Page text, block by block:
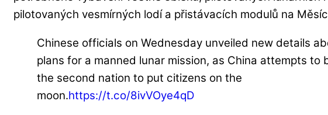
pilotovaných vesmírných lodí a přistávacích modulů na
Chinese officials on Wednesday unveiled new details
plans for a manned lunar mission, as China attempts to
the second nation to put citizens on the
moon.https://t.co/8ivVOye4qD